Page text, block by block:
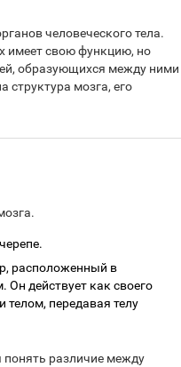
человеческого тела.
имеет свою функцию, но
образующихся между ними
структура мозга, его
расположенный в
действует как своего
передавая телу
понять различие между